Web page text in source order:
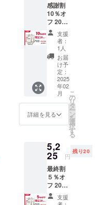
感謝割
10％オ
フ 20
セット
限定！
1,000ml
入 2個
（洗濯
80回分
に相
当） 税
込・送
料込
支援
者：
1人
お届
け予
定：
2025
年02
月
詳細を見る
こ
の
リ
タ
ー
ン
を
選
択
す
る
5,2
25 円
残り20
最終割
５％オ
フ 20
セット
限定！
支援